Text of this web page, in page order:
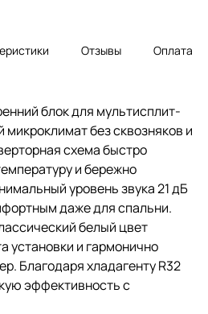
Отзывы Оплата
блок для мультисплит-
без сквозняков и
схема быстро
и бережно
уровень звука 21 дБ
даже для спальни.
белый цвет
установки и гармонично
Благодаря хладагенту R32
эффективность с